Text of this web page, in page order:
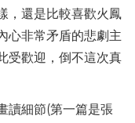
，還是比較喜歡火鳳
心非常矛盾的悲劇主
受歡迎，倒不這次真
讀細節(第一篇是張